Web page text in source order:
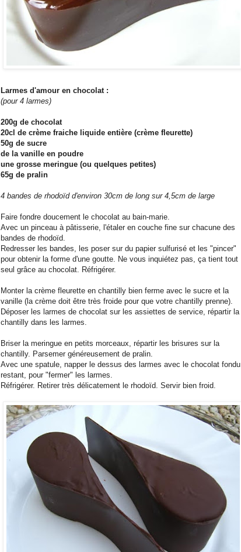
Larmes d'amour en chocolat :
(pour 4 larmes)
200g de chocolat
20cl de crème fraiche liquide entière (crème fleurette)
50g de sucre
de la vanille en poudre
une grosse meringue (ou quelques petites)
65g de pralin
4 bandes de rhodoïd d'environ 30cm de long sur 4,5cm de large
Faire fondre doucement le chocolat au bain-marie.
Avec un pinceau à pâtisserie, l'étaler en couche fine sur chacune des
bandes de rhodoïd.
Redresser les bandes, les poser sur du papier sulfurisé et les "pincer"
pour obtenir la forme d'une goutte. Ne vous inquiétez pas, ça tient tout
seul grâce au chocolat. Réfrigérer.
Monter la crème fleurette en chantilly bien ferme avec le sucre et la
vanille (la crème doit être très froide pour que votre chantilly prenne).
Déposer les larmes de chocolat sur les assiettes de service, répartir la
chantilly dans les larmes.
Briser la meringue en petits morceaux, répartir les brisures sur la
chantilly. Parsemer généreusement de pralin.
Avec une spatule, napper le dessus des larmes avec le chocolat fondu
restant, pour "fermer" les larmes.
Réfrigérer. Retirer très délicatement le rhodoïd. Servir bien froid.